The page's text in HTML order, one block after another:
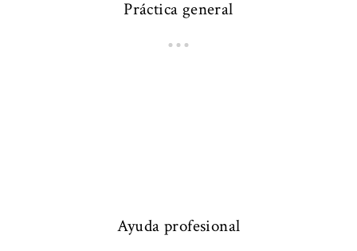
Práctica general
Ayuda profesional